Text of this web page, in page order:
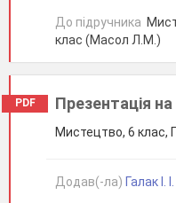
До підручника
клас (Масол Л.М.)
PDF Презентація
Мистецтво, 6 клас,
Додав(-ла) Галак І. І.